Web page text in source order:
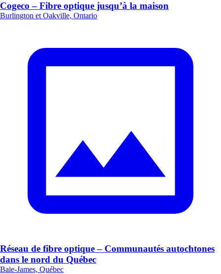
Cogeco – Fibre optique jusqu’à la maison
Burlington et Oakville, Ontario
Réseau de fibre optique – Communautés autochtones
dans le nord du Québec
Baie-James, Québec